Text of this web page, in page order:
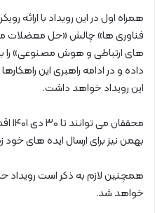
همراه اول در این رویداد با ارائه
فناوری ها» چالش «حل معضلات
های ارتباطی و هوش مصنوعی» را
داده و در ادامه راهبری این راهکارها
این رویداد خواهد داشت.
بهمن نیز برای ارسال ایده های
همچنین لازم به ذکر است رویداد
خواهد شد.